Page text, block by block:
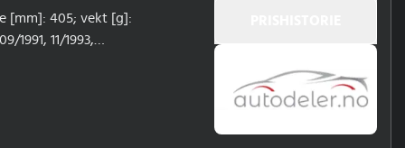
[mm]: 405; vekt [g]:
1991, 11/1993,